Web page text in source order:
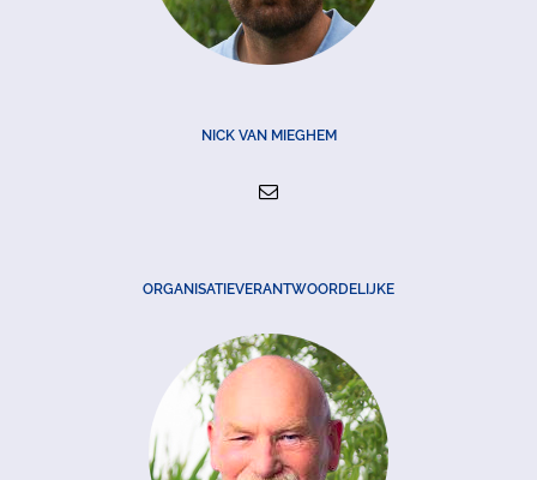
NICK VAN MIEGHEM
ORGANISATIEVERANTWOORDELIJKE